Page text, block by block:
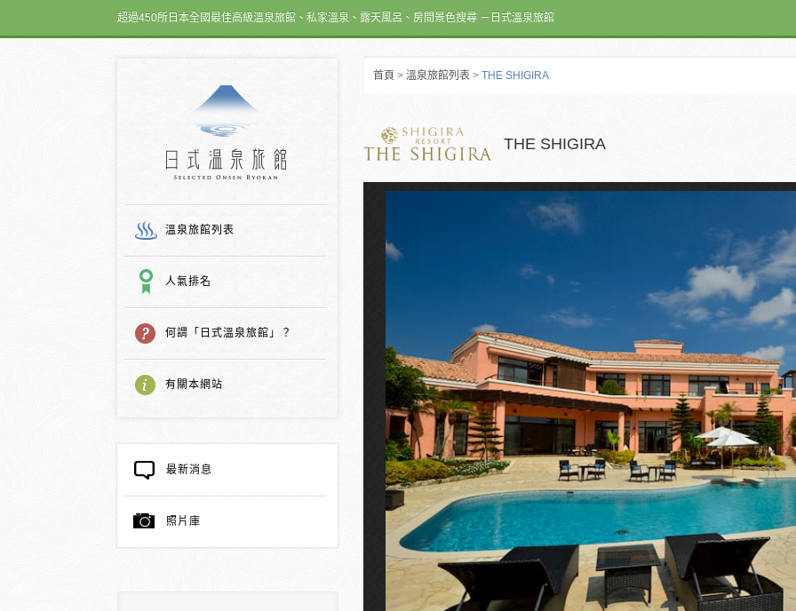
超過450所日本全國最佳高級溫泉旅館、私家溫泉、露天風呂、房間景色搜尋 －日式溫泉旅館
溫泉旅館列表
人氣排名
何謂「日式溫泉旅館」？
有關本網站
最新消息
照片庫
首頁 > 溫泉旅館列表 > THE SHIGIRA
THE SHIGIRA